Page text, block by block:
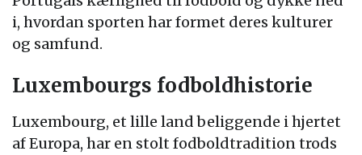
i, hvordan sporten har formet deres kulturer
og samfund.
Luxembourgs fodboldhistorie
Luxembourg, et lille land beliggende i hjertet
af Europa, har en stolt fodboldtradition trods